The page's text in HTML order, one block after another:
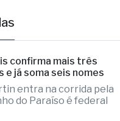
confirma mais três
e já soma seis nomes
entra na corrida pela
do Paraíso é federal